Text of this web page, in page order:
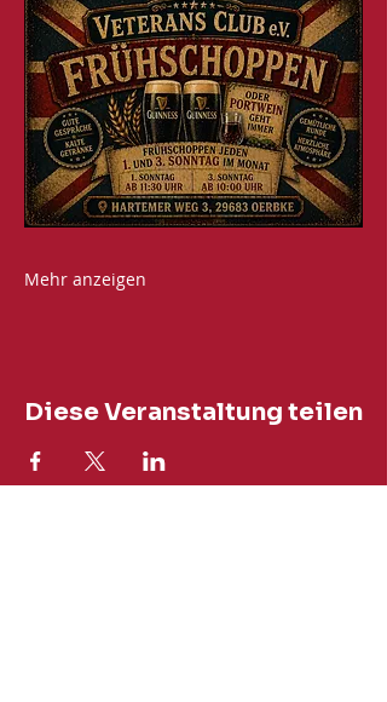
Mehr anzeigen
Diese Veranstaltung teilen